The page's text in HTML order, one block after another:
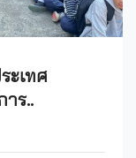
ะเทศ
ร..